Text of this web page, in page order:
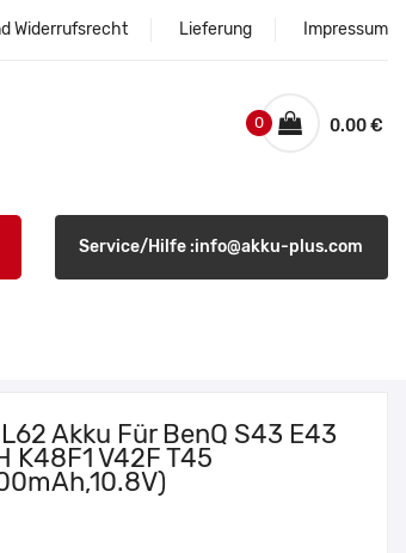
Widerrufsrecht Lieferung Impressum
0.00 €
0
Service/Hilfe :info@akku-plus.com
Akku Für BenQ S43 E43
K48F1 V42F T45